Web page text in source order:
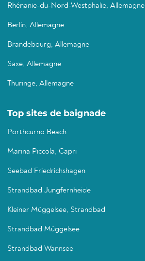
Rhénanie-du-Nord-Westphalie, Allemagne
Berlin, Allemagne
Brandebourg, Allemagne
Saxe, Allemagne
Thuringe, Allemagne
Top sites de baignade
Porthcurno Beach
Marina Piccola, Capri
Seebad Friedrichshagen
Strandbad Jungfernheide
Kleiner Müggelsee, Strandbad
Strandbad Müggelsee
Strandbad Wannsee